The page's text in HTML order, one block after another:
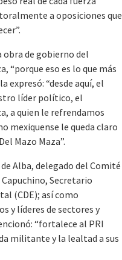
a oposiciones que
obra de gobierno del
“porque eso es lo que más
expresó: “desde aquí, el
líder político, el
a quien le refrendamos
mexiquense le queda claro
Mazo Maza”.
Alba, delegado del Comité
Secretario
(CDE); así como
y líderes de sectores y
“fortalece al PRI
militante y la lealtad a sus